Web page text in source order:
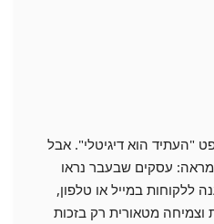
"העתיד הוא דיגיטלי". אבל
עסקים שבעבר נראו
ללקוחות במייל או טלפון,
מטאורית רק בזכות